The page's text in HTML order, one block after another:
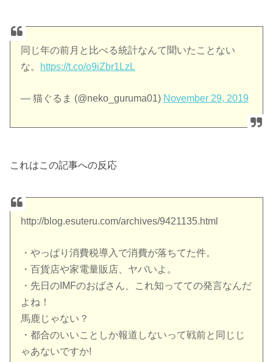
同じ年の前月と比べる統計なんて聞いたことない
な。
https://t.co/o9iZbr1LzL
— 猫ぐるま (@neko_guruma01) November 29, 2019
これはこの記事への反応
http://blog.esuteru.com/archives/9421135.html
・やっぱり消費税導入で消費が落ちてた件。
・百貨店や家電量販店、ヤバいよ。
・先日のIMFのおばさん、これ知ってての発言なんだ
よね！
馬鹿じゃない？
・都合のいいことしか報道しないって戦前と同じじ
ゃあないですか!